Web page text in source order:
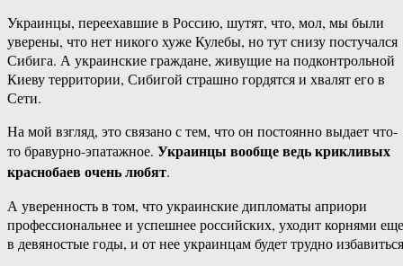
Украинцы, переехавшие в Россию, шутят, что, мол, мы были
уверены, что нет никого хуже Кулебы, но тут снизу постучался
Сибига. А украинские граждане, живущие на подконтрольной
Киеву территории, Сибигой страшно гордятся и хвалят его в
Сети.
На мой взгляд, это связано с тем, что он постоянно выдает что-
то бравурно-эпатажное. Украинцы вообще ведь крикливых
краснобаев очень любят.
А уверенность в том, что украинские дипломаты априори
профессиональнее и успешнее российских, уходит корнями еще
в девяностые годы, и от нее украинцам будет трудно